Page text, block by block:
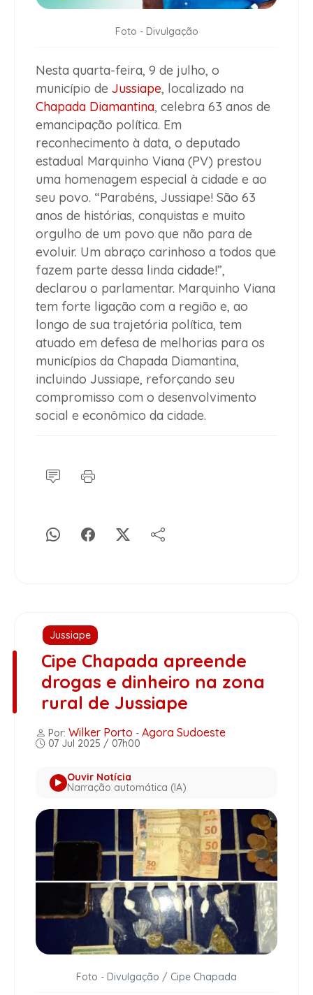
Foto - Divulgação
Nesta quarta-feira, 9 de julho, o
município de Jussiape, localizado na
Chapada Diamantina, celebra 63 anos de
emancipação política. Em
reconhecimento à data, o deputado
estadual Marquinho Viana (PV) prestou
uma homenagem especial à cidade e ao
seu povo. “Parabéns, Jussiape! São 63
anos de histórias, conquistas e muito
orgulho de um povo que não para de
evoluir. Um abraço carinhoso a todos que
fazem parte dessa linda cidade!”,
declarou o parlamentar. Marquinho Viana
tem forte ligação com a região e, ao
longo de sua trajetória política, tem
atuado em defesa de melhorias para os
municípios da Chapada Diamantina,
incluindo Jussiape, reforçando seu
compromisso com o desenvolvimento
social e econômico da cidade.
Jussiape
Cipe Chapada apreende
drogas e dinheiro na zona
rural de Jussiape
Por: Wilker Porto - Agora Sudoeste
07 Jul 2025 / 07h00
Ouvir Notícia
Narração automática (IA)
Foto - Divulgação / Cipe Chapada